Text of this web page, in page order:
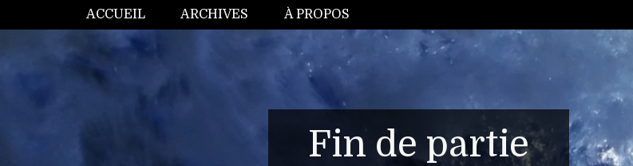
ACCUEIL ARCHIVES À PROPOS
Fin de partie